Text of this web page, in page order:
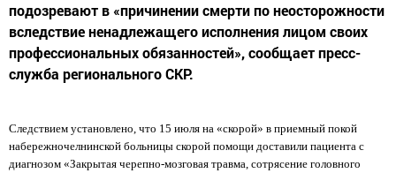
подозревают в «причинении смерти по неосторожности
вследствие ненадлежащего исполнения лицом своих
профессиональных обязанностей», сообщает пресс-
служба регионального СКР.
Следствием установлено, что 15 июля на «скорой» в приемный покой
набережночелнинской больницы скорой помощи доставили пациента с
диагнозом «Закрытая черепно-мозговая травма, сотрясение головного